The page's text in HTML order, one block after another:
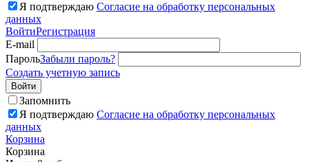
Я подтверждаю Согласие на обработку персональных
данных
ВойтиРегистрация
E-mail
ПарольЗабыли пароль?
Создать учетную запись
Войти
Запомнить
Я подтверждаю Согласие на обработку персональных
данных
Корзина
Корзина